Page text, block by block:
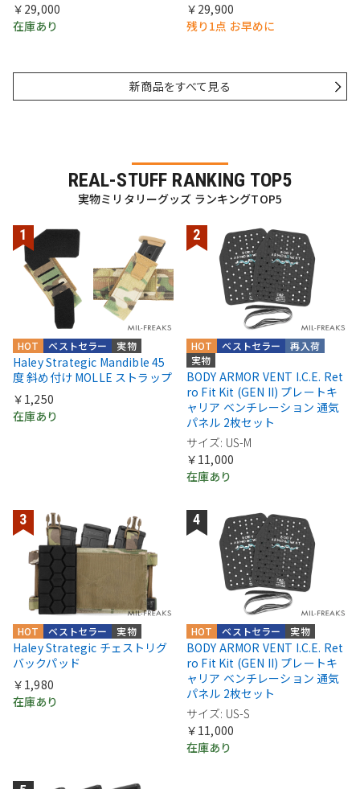
￥29,000
在庫あり
￥29,900
残り1点 お早めに
新商品をすべて見る
REAL-STUFF RANKING TOP5
実物ミリタリーグッズ ランキングTOP5
実物
ベストセラー
HOT
Haley Strategic Mandible 45
度 斜め付け MOLLE ストラップ
￥1,250
在庫あり
実物
再入荷
ベストセラー
HOT
BODY ARMOR VENT I.C.E. Ret
ro Fit Kit (GEN II) プレートキ
ャリア ベンチレーション 通気
パネル 2枚セット
サイズ: US-M
￥11,000
在庫あり
実物
ベストセラー
HOT
Haley Strategic チェストリグ
バックパッド
￥1,980
在庫あり
実物
ベストセラー
HOT
BODY ARMOR VENT I.C.E. Ret
ro Fit Kit (GEN II) プレートキ
ャリア ベンチレーション 通気
パネル 2枚セット
サイズ: US-S
￥11,000
在庫あり